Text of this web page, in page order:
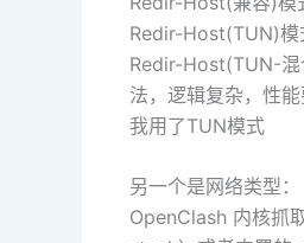
Redir-Host(TUN)模
Redir-Host(TUN-混
法，逻辑复杂，性能
我用了TUN模式
另一个是网络类型：
OpenClash 内核抓